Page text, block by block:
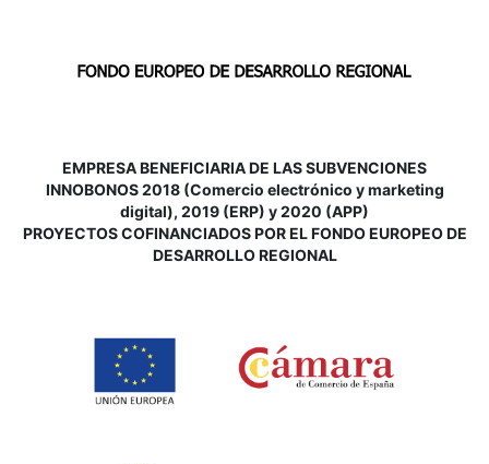
EMPRESA BENEFICIARIA DE LAS SUBVENCIONES
INNOBONOS 2018 (Comercio electrónico y marketing
digital), 2019 (ERP) y 2020 (APP)
PROYECTOS COFINANCIADOS POR EL FONDO EUROPEO DE
DESARROLLO REGIONAL